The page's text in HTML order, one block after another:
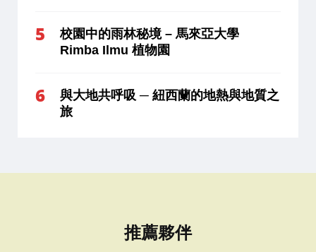
校園中的雨林秘境 – 馬來亞大學
Rimba Ilmu 植物園
與大地共呼吸 ─ 紐西蘭的地熱與地質之
旅
推薦夥伴